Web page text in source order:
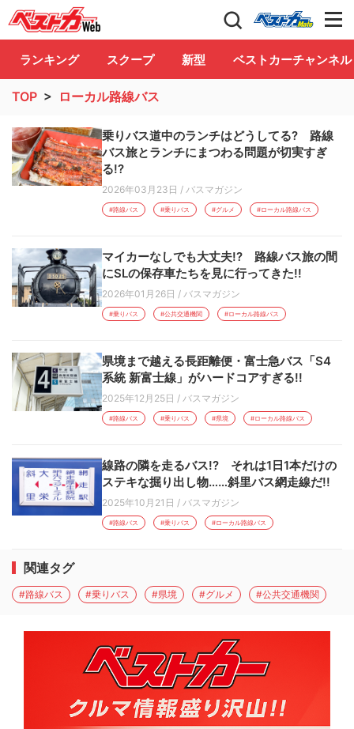
自動車情報誌「ベストカー」 Club
ランキング スクープ 新型 ベストカーチャンネル
TOP > ローカル路線バス
乗りバス道中のランチはどうしてる? 路線
バス旅とランチにまつわる問題が切実すぎ
る!?
2026年03月23日 / バスマガジン
#路線バス #乗りバス #グルメ #ローカル路線バス
マイカーなしでも大丈夫!? 路線バス旅の間
にSLの保存車たちを見に行ってきた!!
2026年01月26日 / バスマガジン
#乗りバス #公共交通機関 #ローカル路線バス
県境まで越える長距離便・富士急バス「S4
系統 新富士線」がハードコアすぎる!!
2025年12月25日 / バスマガジン
#路線バス #乗りバス #県境 #ローカル路線バス
線路の隣を走るバス!? それは1日1本だけの
ステキな掘り出し物……斜里バス網走線だ!!
2025年10月21日 / バスマガジン
#路線バス #乗りバス #ローカル路線バス
関連タグ
#路線バス #乗りバス #県境 #グルメ #公共交通機関